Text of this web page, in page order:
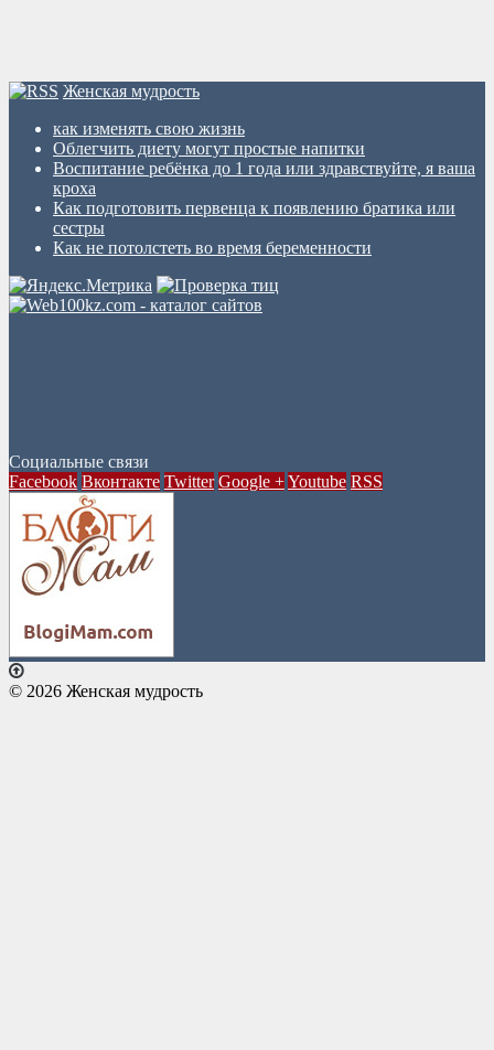
Женская мудрость
как изменять свою жизнь
Облегчить диету могут простые напитки
Воспитание ребёнка до 1 года или здравствуйте, я ваша
кроха
Как подготовить первенца к появлению братика или
сестры
Как не потолстеть во время беременности
Социальные связи
Facebook Вконтакте Twitter Google +Youtube RSS
© 2026 Женская мудрость